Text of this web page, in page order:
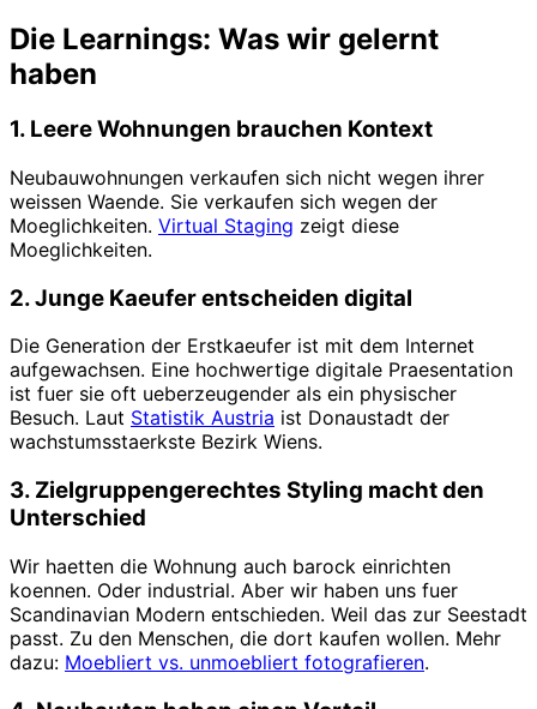
Die Learnings: Was wir gelernt
haben
1. Leere Wohnungen brauchen Kontext
Neubauwohnungen verkaufen sich nicht wegen ihrer
weissen Waende. Sie verkaufen sich wegen der
Moeglichkeiten. Virtual Staging zeigt diese
Moeglichkeiten.
2. Junge Kaeufer entscheiden digital
Die Generation der Erstkaeufer ist mit dem Internet
aufgewachsen. Eine hochwertige digitale Praesentation
ist fuer sie oft ueberzeugender als ein physischer
Besuch. Laut Statistik Austria ist Donaustadt der
wachstumsstaerkste Bezirk Wiens.
3. Zielgruppengerechtes Styling macht den
Unterschied
Wir haetten die Wohnung auch barock einrichten
koennen. Oder industrial. Aber wir haben uns fuer
Scandinavian Modern entschieden. Weil das zur Seestadt
passt. Zu den Menschen, die dort kaufen wollen. Mehr
dazu: Moebliert vs. unmoebliert fotografieren.